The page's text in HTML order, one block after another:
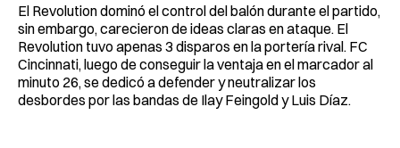
El Revolution dominó el control del balón durante el partido,
sin embargo, carecieron de ideas claras en ataque. El
Revolution tuvo apenas 3 disparos en la portería rival. FC
Cincinnati, luego de conseguir la ventaja en el marcador al
minuto 26, se dedicó a defender y neutralizar los
desbordes por las bandas de Ilay Feingold y Luis Díaz.